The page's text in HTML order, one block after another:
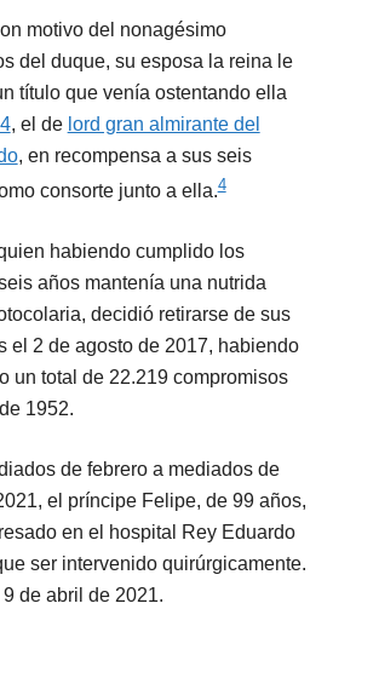
motivo del nonagésimo
del duque, su esposa la reina le
título que venía ostentando ella
, el de lord gran almirante del
, en recompensa a sus seis
consorte junto a ella.4
habiendo cumplido los
años mantenía una nutrida
decidió retirarse de sus
el 2 de agosto de 2017, habiendo
un total de 22.219 compromisos
1952.
de febrero a mediados de
el príncipe Felipe, de 99 años,
en el hospital Rey Eduardo
ser intervenido quirúrgicamente.
de abril de 2021.